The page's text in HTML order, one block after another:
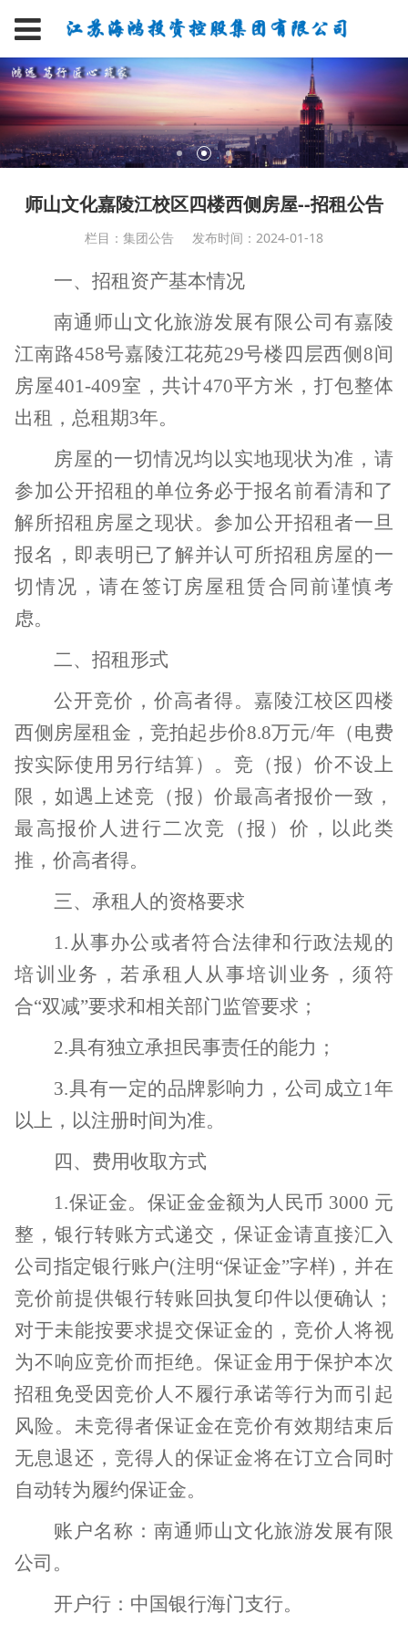
师山文化嘉陵江校区四楼西侧房屋--招租公告
栏目：集团公告 发布时间：2024-01-18
一、招租资产基本情况
南通师山文化旅游发展有限公司有嘉陵
江南路458号嘉陵江花苑29号楼四层西侧 8间
房屋401-409室，共计470平方米，打包整体
出租，总租期3年。
房屋的一切情况均以实地现状为准，请
参加公开招租的单位务必于报名前看清和了
解所招租房屋之现状。参加公开招租者一旦
报名，即表明已了解并认可所招租房屋的一
切情况，请在签订房屋租赁合同前谨慎考
虑。
二、招租形式
公开竞价，价高者得。嘉陵江校区四楼
西侧房屋租金，竞拍起步价8.8万元/年（电费
按实际使用另行结算）。竞（报）价不设上
限，如遇上述竞（报）价最高者报价一致，
最高报价人进行二次竞（报）价，以此类
推，价高者得。
三、承租人的资格要求
1. 从事办公或者符合法律和行政法规的
培训业务，若承租人从事培训业务，须符
合“双减”要求和相关部门监管要求；
2.具有独立承担民事责任的能力；
3.具有一定的品牌影响力，公司成立 1年
以上，以注册时间为准。
四、费用收取方式
1.保证金。保证金金额为人民币 3000 元
整，银行转账方式递交，保证金请直接汇入
公司指定银行账户(注明“保证金”字样) ，并在
竞价前提供银行转账回执复印件以便确认；
对于未能按要求提交保证金的，竞价人将视
为不响应竞价而拒绝。保证金用于保护本次
招租免受因竞价人不履行承诺等行为而引起
风险。未竞得者保证金在竞价有效期结束后
无息退还，竞得人的保证金将在订立合同时
自动转为履约保证金。
账户名称：南通师山文化旅游发展有限
公司。
开户行：中国银行海门支行。